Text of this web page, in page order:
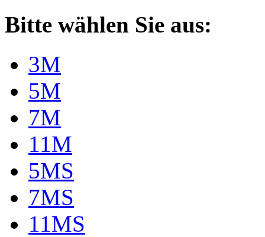
Bitte wählen Sie aus:
3M
5M
7M
11M
5MS
7MS
11MS